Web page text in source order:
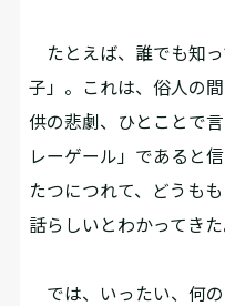
たとえば、誰でも知
子」。これは、俗人の
供の悲劇、ひとことで
レーゲール」であると
たつにつれて、どうも
話らしいとわかってきた
では、いったい、何の